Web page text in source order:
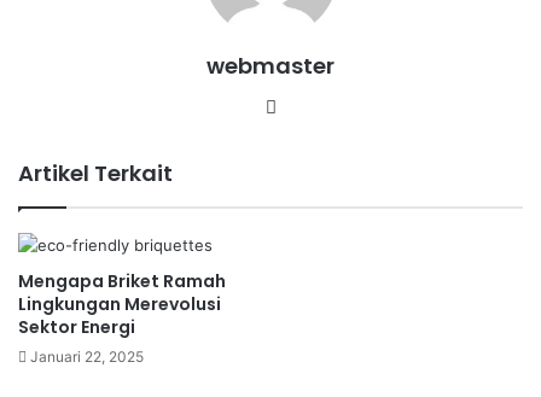
webmaster
Artikel Terkait
Mengapa Briket Ramah
Lingkungan Merevolusi
Sektor Energi
Januari 22, 2025